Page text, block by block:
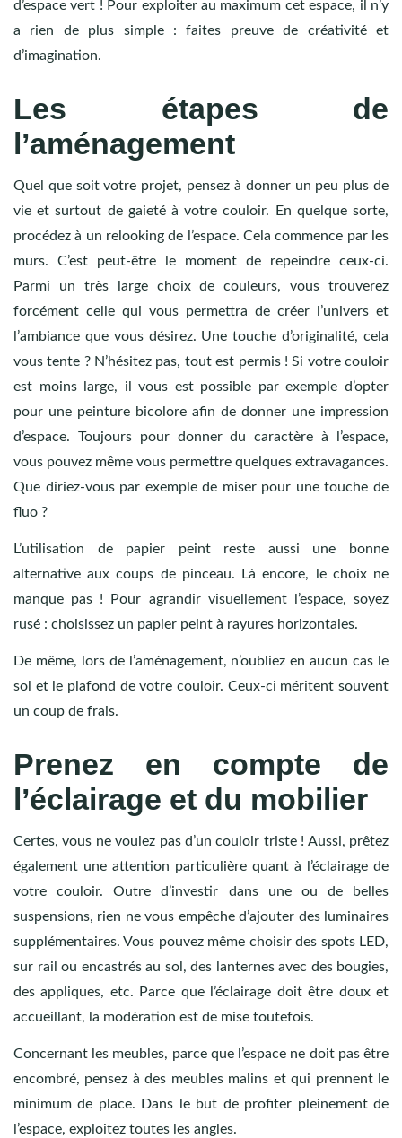
d’espace vert ! Pour exploiter au maximum cet espace, il n’y
a rien de plus simple : faites preuve de créativité et
d’imagination.
Les étapes de
l’aménagement
Quel que soit votre projet, pensez à donner un peu plus de
vie et surtout de gaieté à votre couloir. En quelque sorte,
procédez à un relooking de l’espace. Cela commence par les
murs. C’est peut-être le moment de repeindre ceux-ci.
Parmi un très large choix de couleurs, vous trouverez
forcément celle qui vous permettra de créer l’univers et
l’ambiance que vous désirez. Une touche d’originalité, cela
vous tente ? N’hésitez pas, tout est permis ! Si votre couloir
est moins large, il vous est possible par exemple d’opter
pour une peinture bicolore afin de donner une impression
d’espace. Toujours pour donner du caractère à l’espace,
vous pouvez même vous permettre quelques extravagances.
Que diriez-vous par exemple de miser pour une touche de
fluo ?
L’utilisation de papier peint reste aussi une bonne
alternative aux coups de pinceau. Là encore, le choix ne
manque pas ! Pour agrandir visuellement l’espace, soyez
rusé : choisissez un papier peint à rayures horizontales.
De même, lors de l’aménagement, n’oubliez en aucun cas le
sol et le plafond de votre couloir. Ceux-ci méritent souvent
un coup de frais.
Prenez en compte de
l’éclairage et du mobilier
Certes, vous ne voulez pas d’un couloir triste ! Aussi, prêtez
également une attention particulière quant à l’éclairage de
votre couloir. Outre d’investir dans une ou de belles
suspensions, rien ne vous empêche d’ajouter des luminaires
supplémentaires. Vous pouvez même choisir des spots LED,
sur rail ou encastrés au sol, des lanternes avec des bougies,
des appliques, etc. Parce que l’éclairage doit être doux et
accueillant, la modération est de mise toutefois.
Concernant les meubles, parce que l’espace ne doit pas être
encombré, pensez à des meubles malins et qui prennent le
minimum de place. Dans le but de profiter pleinement de
l’espace, exploitez toutes les angles.